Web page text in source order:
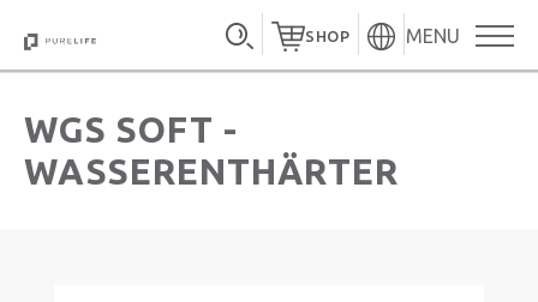
MENU
SHOP
WGS SOFT -
WASSERENTHÄRTER